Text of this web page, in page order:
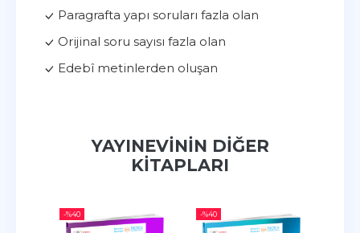
Paragrafta yapı soruları fazla olan
Orijinal soru sayısı fazla olan
Edebî metinlerden oluşan
YAYINEVININ DIĞER
KITAPLARI
-%40 -%40